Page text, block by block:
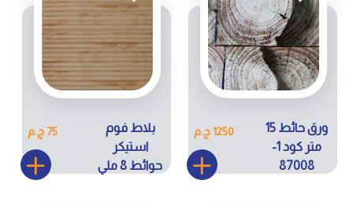
ورق حائط 15
متر كود 1-
87008
1250 ج.م
بلاط فوم
استيكر
حوائط 8 ملي
75 ج.م